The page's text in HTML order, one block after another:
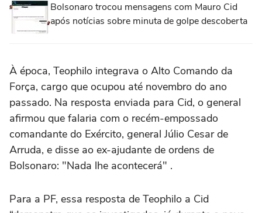
Bolsonaro trocou mensagens com Mauro Cid
após notícias sobre minuta de golpe descoberta
À época, Teophilo integrava o Alto Comando da
Força, cargo que ocupou até novembro do ano
passado. Na resposta enviada para Cid, o general
afirmou que falaria com o recém-empossado
comandante do Exército, general Júlio Cesar de
Arruda, e disse ao ex-ajudante de ordens de
Bolsonaro: "Nada lhe acontecerá" .
Para a PF, essa resposta de Teophilo a Cid